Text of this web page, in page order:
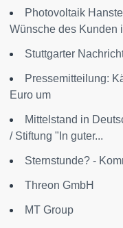
Photovoltaik
Wünsche des Kunden
Stuttgarter
Pressemitteilung:
Euro um
Mittelstand in
/ Stiftung "In guter...
Sternstunde? -
Threon GmbH
MT Group